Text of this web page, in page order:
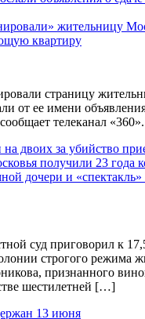
жительницу
квартиру
страницу
от ее имени
телеканал
получили 23 года
дочери и «спектакль»
суд приговорил к
строгого режима
признанного
шестилетней […]